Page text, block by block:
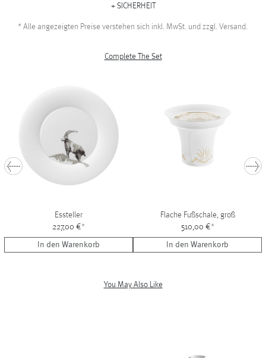
SICHERHEIT
* Alle angezeigten Preise verstehen sich inkl. MwSt. und zzgl. Versand.
Complete The Set
Essteller
227,00 €*
In den Warenkorb
Flache Fußschale, groß
510,00 €*
In den Warenkorb
You May Also Like